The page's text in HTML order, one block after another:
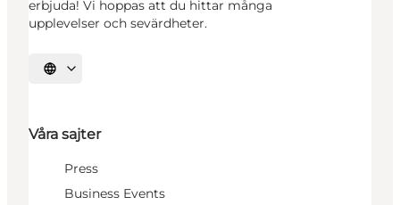
erbjuda! Vi hoppas att du hittar många
upplevelser och sevärdheter.
Välj språk
Våra sajter
Press
Business Events